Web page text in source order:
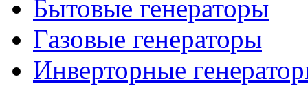
Бытовые генераторы
Газовые генераторы
Инверторные